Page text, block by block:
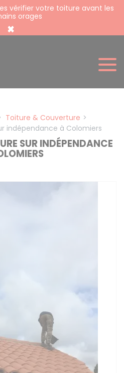
vérifier votre toiture avant les
orages
×
Toiture & Couverture
indépendance à Colomiers
SUR INDÉPENDANCE